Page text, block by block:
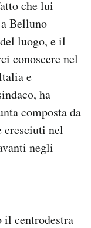
che lui
Belluno
luogo, e il
conoscere nel
e
ha
composta da
cresciuti nel
negli
il centrodestra